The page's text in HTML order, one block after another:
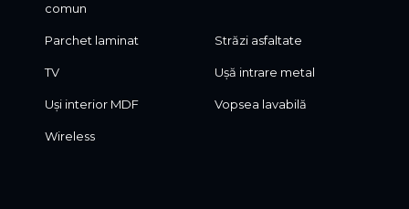
comun
Parchet laminat Străzi asfaltate
TV Ușă intrare metal
Uși interior MDF Vopsea lavabilă
Wireless